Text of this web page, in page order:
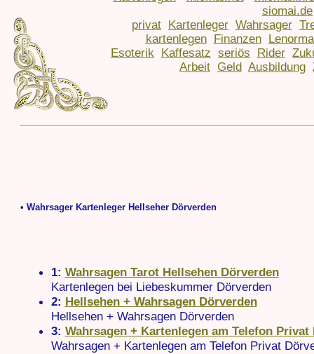
siomai.de
privat
Kartenleger Wahrsager
kartenlegen
Finanzen
Esoterik
Kaffesatz seriös Rider
Arbeit Geld Ausbildung
• Wahrsager Kartenleger Hellseher Dörverden
1: Wahrsagen Tarot Hellsehen Dörverden
Kartenlegen bei Liebeskummer Dörverden
2: Hellsehen + Wahrsagen Dörverden
Hellsehen + Wahrsagen Dörverden
3: Wahrsagen + Kartenlegen am Telefon Privat
Wahrsagen + Kartenlegen am Telefon Privat